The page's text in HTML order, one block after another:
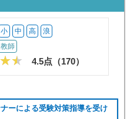
小 中 高 浪
師
ーによる受験対策指導を受け